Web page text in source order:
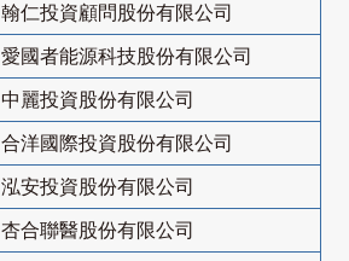
翰仁投資顧問股份有限公司
愛國者能源科技股份有限公司
中麗投資股份有限公司
合洋國際投資股份有限公司
泓安投資股份有限公司
杏合聯醫股份有限公司